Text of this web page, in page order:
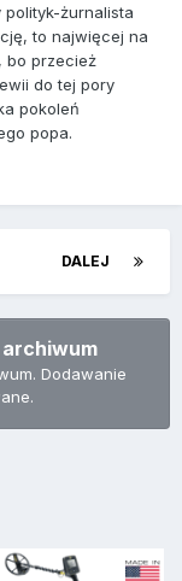
żurnalista
to najwięcej na
bo przecież
do tej pory
pokoleń
popa.
DALEJ
archiwum
Dodawanie